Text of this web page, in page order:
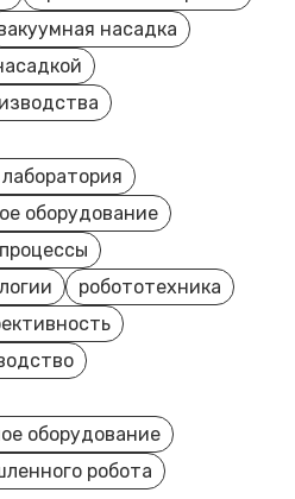
насадка
оборудование
робототехника
оборудование
робота